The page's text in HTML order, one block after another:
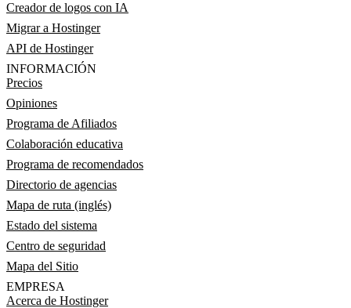
Creador de logos con IA
Migrar a Hostinger
API de Hostinger
INFORMACIÓN
Precios
Opiniones
Programa de Afiliados
Colaboración educativa
Programa de recomendados
Directorio de agencias
Mapa de ruta (inglés)
Estado del sistema
Centro de seguridad
Mapa del Sitio
EMPRESA
Acerca de Hostinger